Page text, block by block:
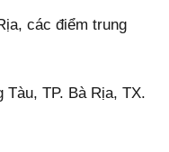
các điểm trung
Tàu, TP. Bà Rịa, TX.